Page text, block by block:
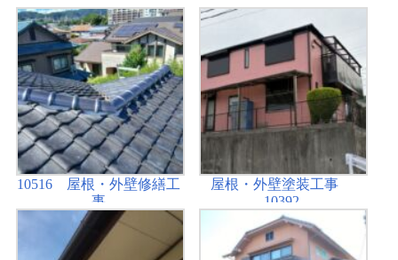
10516 屋根・外壁修繕工
事
屋根・外壁塗装工事
10392